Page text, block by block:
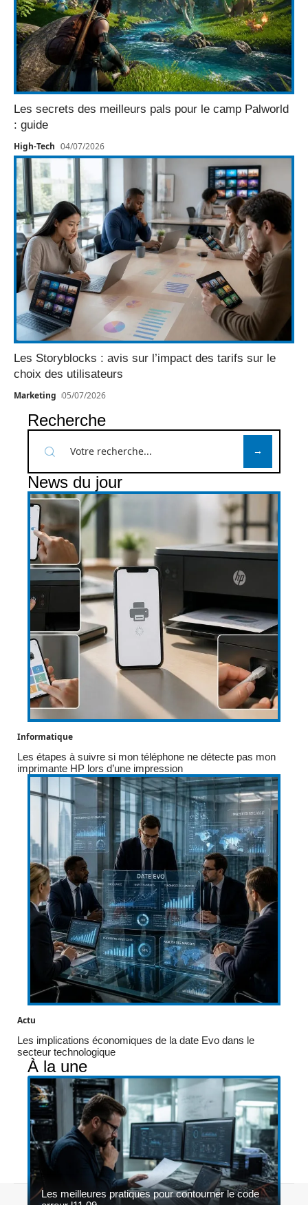
Les secrets des meilleurs pals pour le camp Palworld
: guide
High-Tech 04/07/2026
Les Storyblocks : avis sur l’impact des tarifs sur le
choix des utilisateurs
Marketing 05/07/2026
Recherche
News du jour
Informatique
Les étapes à suivre si mon téléphone ne détecte pas mon
imprimante HP lors d’une impression
Actu
Les implications économiques de la date Evo dans le
secteur technologique
À la une
Les meilleures pratiques pour contourner le code
Contact Mentions légales Sitemap